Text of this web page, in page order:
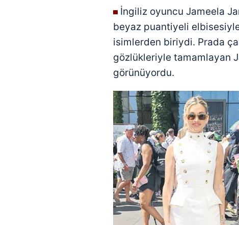
İngiliz oyuncu Jameela
beyaz puantiyeli
isimlerden biriydi. Prada
gözlükleriyle tamamlayan
görünüyordu.